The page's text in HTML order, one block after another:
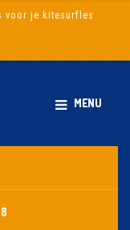
voor je kitesurfles
MENU